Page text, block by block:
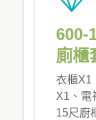
600-
廁櫃
衣櫃X1
X1、電
15尺廚